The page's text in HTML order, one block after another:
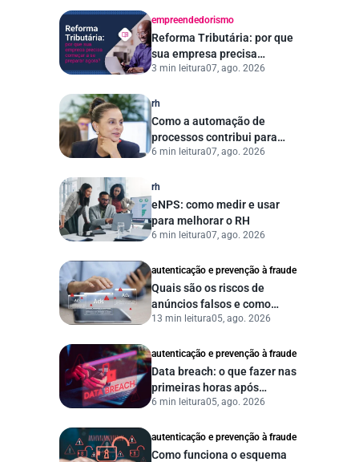
empreendedorismo
Reforma Tributária: por que
sua empresa precisa
começar a se preparar
3 min leitura07, ago. 2026
rh
Como a automação de
processos contribui para
uma gestão pública mais
6 min leitura07, ago. 2026
rh
eNPS: como medir e usar
para melhorar o RH
6 min leitura07, ago. 2026
autenticação e prevenção à fraude
Quais são os riscos de
anúncios falsos e como
proteger seu negócio?
13 min leitura05, ago. 2026
autenticação e prevenção à fraude
Data breach: o que fazer nas
primeiras horas após
vazamento de dados?
6 min leitura05, ago. 2026
autenticação e prevenção à fraude
Como funciona o esquema